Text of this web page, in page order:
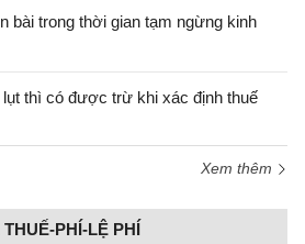
bài trong thời gian tạm ngừng kinh
lụt thì có được trừ khi xác định thuế
Xem thêm
PHÍ-LỆ PHÍ